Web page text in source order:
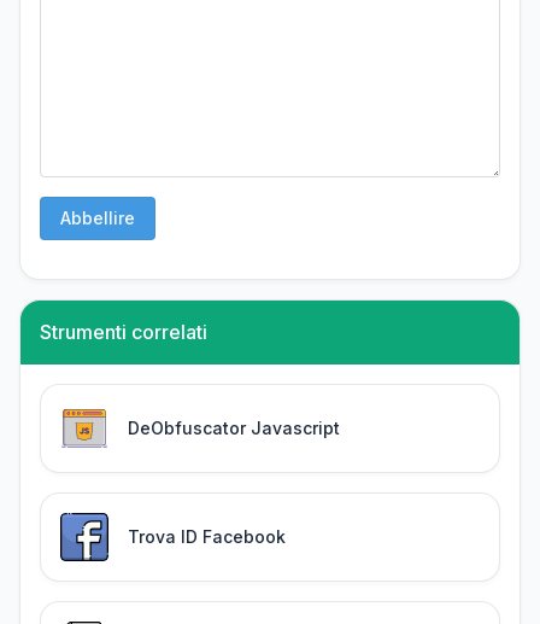
Abbellire
Strumenti correlati
DeObfuscator Javascript
Trova ID Facebook